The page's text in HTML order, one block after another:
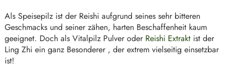
Als Speisepilz ist der Reishi aufgrund seines sehr bitteren
Geschmacks und seiner zähen, harten Beschaffenheit kaum
geeignet. Doch als Vitalpilz Pulver oder Reishi Extrakt ist der
Ling Zhi ein ganz Besonderer , der extrem vielseitig einsetzbar
ist!